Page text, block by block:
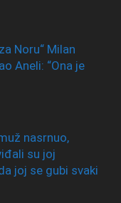
Noru“ Milan
Aneli: “Ona je
nasrnuo,
su joj
joj se gubi svaki